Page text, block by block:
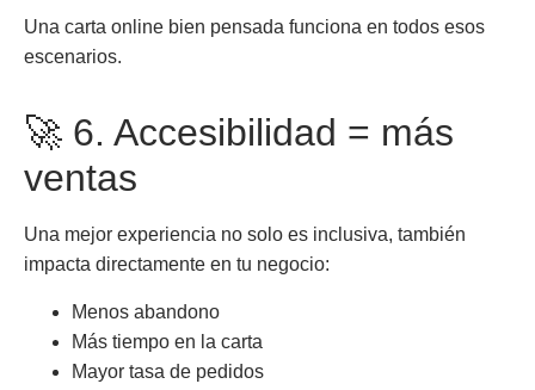
Una carta online bien pensada funciona en todos esos
escenarios.
🚀 6. Accesibilidad = más
ventas
Una mejor experiencia no solo es inclusiva, también
impacta directamente en tu negocio:
Menos abandono
Más tiempo en la carta
Mayor tasa de pedidos